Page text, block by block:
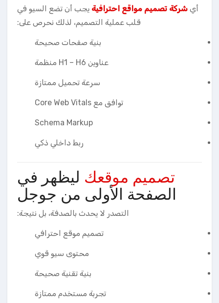
أي شركة تصميم مواقع احترافية يجب أن تضع السيو في
قلب عملية التصميم، لذلك نحرص على:
بنية صفحات صحيحة
عناوين H1 – H6 منظمة
سرعة تحميل ممتازة
توافق مع Core Web Vitals
Schema Markup
ربط داخلي ذكي
تصميم موقعك ليظهر في
الصفحة الأولى من جوجل
التصدر لا يحدث بالصدفة، بل نتيجة:
تصميم موقع احترافي
محتوى سيو قوي
بنية تقنية صحيحة
تجربة مستخدم ممتازة